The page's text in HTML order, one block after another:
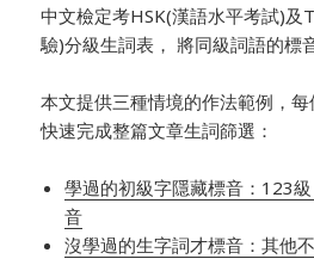
中文檢定考HSK(漢語水平考試)及
驗)分級生詞表， 將同級詞語的標
本文提供三種情境的作法範例，
快速完成整篇文章生詞篩選：
學過的初級字隱藏標音：123
音
沒學過的生字詞才標音：其他